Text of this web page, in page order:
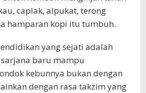
caplak, alpukat, terong
hamparan kopi itu tumbuh.
yang sejati adalah
baru mampu
kebunnya bukan dengan
dengan rasa takzim yang